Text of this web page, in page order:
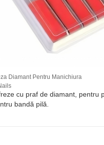
Diamant Pentru Manichiura
cu praf de diamant, pentru
bandă pilă.